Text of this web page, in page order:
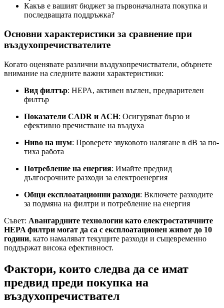
Какъв е вашият бюджет за първоначалната покупка и
последващата поддръжка?
Основни характеристики за сравнение при
въздухопречиствателите
Когато оценявате различни въздухопречистватели, обърнете
внимание на следните важни характеристики:
Вид филтър: HEPA, активен въглен, предварителен
филтър
Показатели CADR и ACH: Осигуряват бързо и
ефективно пречистване на въздуха
Ниво на шум: Проверете звуковото налягане в dB за по-
тиха работа
Потребление на енергия: Имайте предвид
дългосрочните разходи за електроенергия
Общи експлоатационни разходи: Включете разходите
за подмяна на филтри и потребление на енергия
Съвет: Авангардните технологии като електростатичните
HEPA филтри могат да са с експлоатационен живот до 10
години, като намаляват текущите разходи и същевременно
поддържат висока ефективност.
Фактори, които следва да се имат
предвид преди покупка на
въздухопречиствател